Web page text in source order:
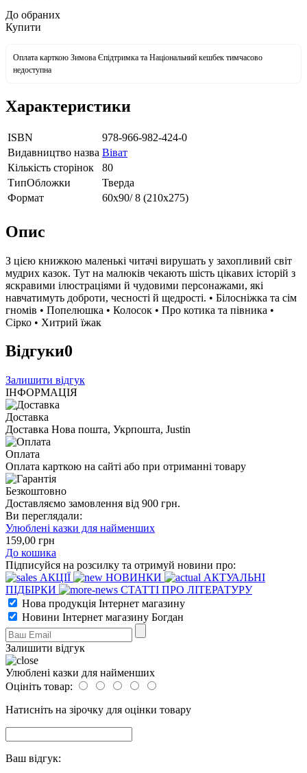
До обраних
Купити
Оплата карткою Зимова Єпідтримка та Національний кешбек тимчасово
недоступна
Характеристики
ISBN
978-966-982-424-0
Видавництво назва Віват
Кількість сторінок
80
ТипОбложки
Тверда
Формат
60х90/ 8 (210х275)
Опис
З цією книжкою маленькі читачі вирушать у захопливий світ
мудрих казок. Тут на малюків чекають шість цікавих історій з
яскравими ілюстраціями й чудовими персонажами, які
навчатимуть доброти, чесності й щедрості. • Білосніжка та сім
гномів • Попелюшка • Колосок • Про котика та півника •
Сірко • Хитрий їжак
Відгуки0
Залишити відгук
ІНФОРМАЦІЯ
Доставка
Доставка Нова пошта, Укрпошта, Justin
Оплата
Оплата карткою на сайті або при отриманні товару
Безкоштовно
Доставляємо замовлення від 900 грн.
Ви переглядали:
Улюблені казки для найменших
159,00 грн
До кошика
Підписуйся на розсилку та отримуй новини про:
АКЦІЇ
НОВИНКИ
АКТУАЛЬНІ
ПІДБІРКИ
СТАТТІ ПРО ЛІТЕРАТУРУ
Нова продукція Інтернет магазину
Новини Інтернет магазину Богдан
Залишити відгук
Улюблені казки для найменших
Оцініть товар:
Натисніть на зірочку для оцінки товару
Ваш відгук: